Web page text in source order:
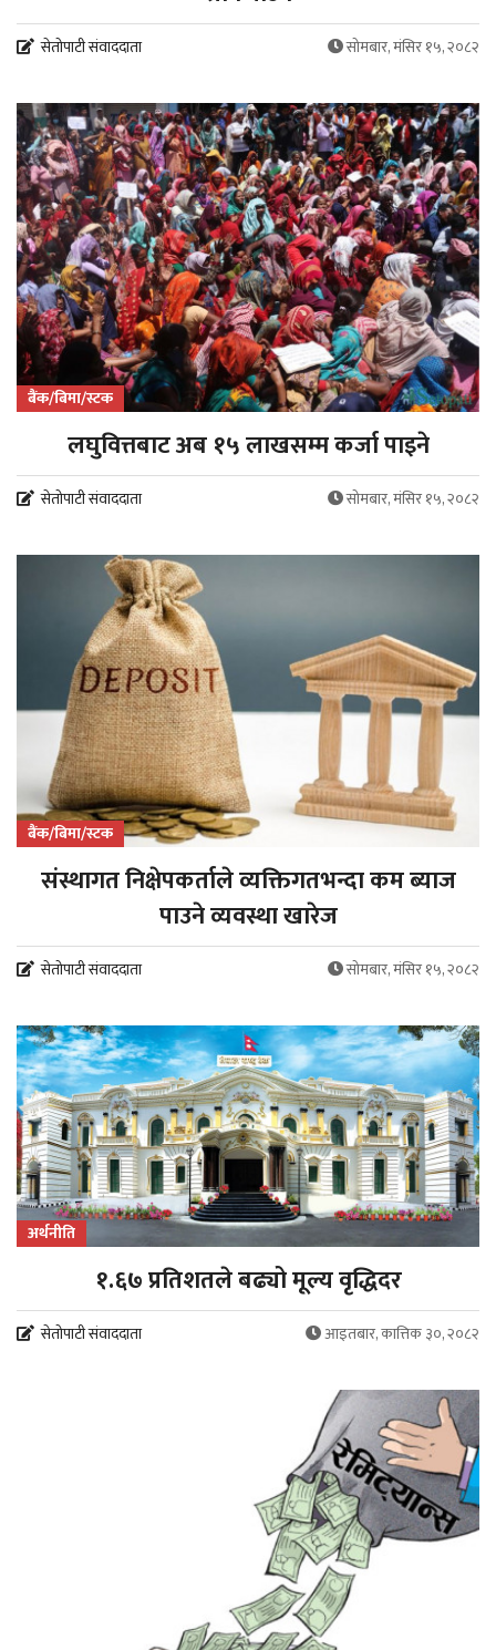
सेतोपाटी संवाददाता सोमबार, मंसिर १५, २०८२
बैंक/बिमा/स्टक
लघुवित्तबाट अब १५ लाखसम्म कर्जा पाइने
सेतोपाटी संवाददाता सोमबार, मंसिर १५, २०८२
बैंक/बिमा/स्टक
संस्थागत निक्षेपकर्ताले व्यक्तिगतभन्दा कम ब्याज
पाउने व्यवस्था खारेज
सेतोपाटी संवाददाता सोमबार, मंसिर १५, २०८२
अर्थनीति
१.६७ प्रतिशतले बढ्यो मूल्य वृद्धिदर
सेतोपाटी संवाददाता आइतबार, कात्तिक ३०, २०८२